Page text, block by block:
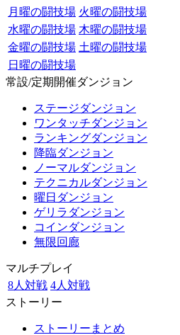
月曜の闘技場 火曜の闘技場
水曜の闘技場 木曜の闘技場
金曜の闘技場 土曜の闘技場
日曜の闘技場
常設/定期開催ダンジョン
ステージダンジョン
ワンタッチダンジョン
ランキングダンジョン
降臨ダンジョン
ノーマルダンジョン
テクニカルダンジョン
曜日ダンジョン
ゲリラダンジョン
コインダンジョン
無限回廊
マルチプレイ
8人対戦 4人対戦
ストーリー
ストーリーまとめ